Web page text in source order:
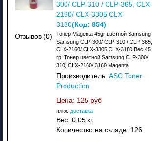
Отзывов (0)
300/ CLP-310 / CLP-365, CLX-
2160/ CLX-3305 CLX-
3180(Код: 854)
Тонер Magenta 45gr цветной Samsung
Samsung CLP-300/ CLP-310 / CLP-365,
CLX-2160/ CLX-3305 CLX-3180 Вес 45
гр. Тонер цветной Samsung CLP-300/
310, CLX-2160/ 3160 Magenta
Производитель: ASC Toner
Production
Цена: 125 руб
плюс доставка
Вес: 0.05 кг.
Количество на складе: 126